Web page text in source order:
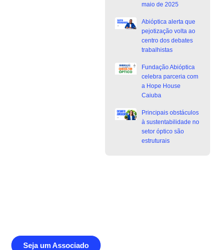
maio de 2025
Abióptica alerta que
pejotização volta ao
centro dos debates
trabalhistas
Fundação Abióptica
celebra parceria com
a Hope House
Caiuba
Principais obstáculos
à sustentabilidade no
setor óptico são
estruturais
Seja um Associado